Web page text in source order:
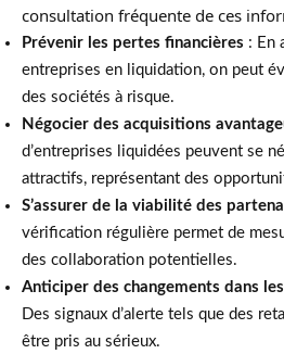
consultation fréquente de ces
Prévenir les pertes financières : En
entreprises en liquidation, on peut
des sociétés à risque.
Négocier des acquisitions
d’entreprises liquidées peuvent se
attractifs, représentant des
S’assurer de la viabilité des
vérification régulière permet de
des collaboration potentielles.
Anticiper des changements dans
Des signaux d’alerte tels que des
être pris au sérieux.